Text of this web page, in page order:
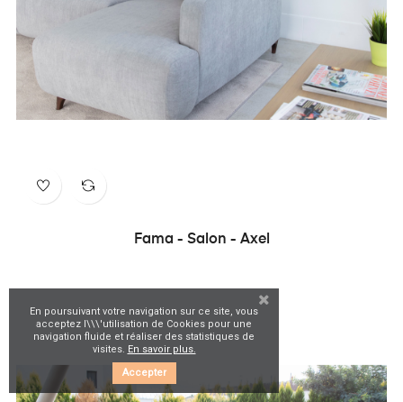
Fama - Salon - Axel
En poursuivant votre navigation sur ce site, vous
acceptez l\\\'utilisation de Cookies pour une
navigation fluide et réaliser des statistiques de
visites. En savoir plus.
Accepter